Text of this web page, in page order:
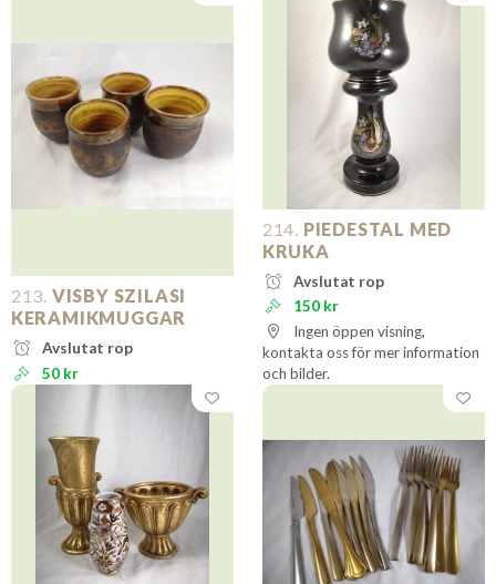
213. VISBY SZILASI
KERAMIKMUGGAR
Avslutat rop
50 kr
214. PIEDESTAL MED
KRUKA
Avslutat rop
150 kr
Ingen öppen visning,
kontakta oss för mer information
och bilder.